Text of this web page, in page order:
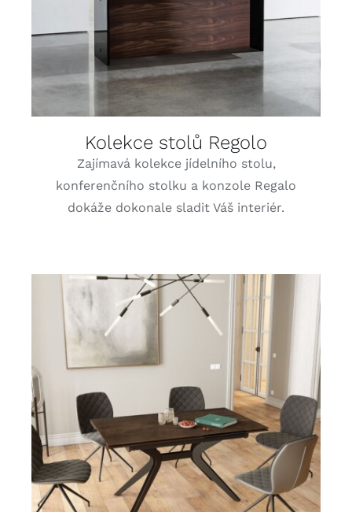
Kolekce stolů Regolo
Zajímavá kolekce jídelního stolu,
konferenčního stolku a konzole Regalo
dokáže dokonale sladit Váš interiér.
DETAILY